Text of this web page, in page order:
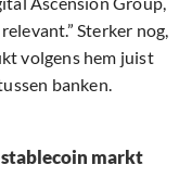
Sterker nog,
volgens hem juist
banken.
stablecoin markt